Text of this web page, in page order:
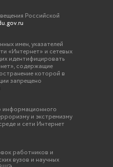
Российской
имен, указателей
«Интернет» и сетевых
идентифицировать
содержащие
которой в
запрещено
информационного
и экстремизму
и сети Интернет
работников и
вузов и научных